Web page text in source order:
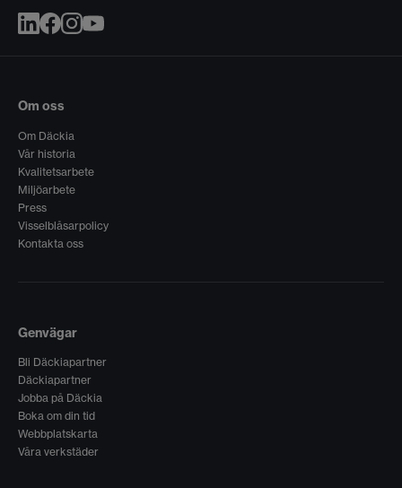
Om oss
Om Däckia
Vår historia
Kvalitetsarbete
Miljöarbete
Press
Visselblåsarpolicy
Kontakta oss
Genvägar
Bli Däckiapartner
Däckiapartner
Jobba på Däckia
Boka om din tid
Webbplatskarta
Våra verkstäder